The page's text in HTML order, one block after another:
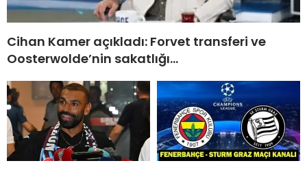
Cihan Kamer açıkladı: Forvet transferi ve
Oosterwolde’nin sakatlığı…